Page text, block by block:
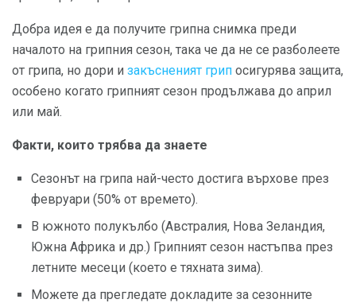
Добра идея е да получите грипна снимка преди
началото на грипния сезон, така че да не се разболеете
от грипа, но дори и закъсненият грип осигурява защита,
особено когато грипният сезон продължава до април
или май.
Факти, които трябва да знаете
Сезонът на грипа най-често достига върхове през
февруари (50% от времето).
В южното полукълбо (Австралия, Нова Зеландия,
Южна Африка и др.) Грипният сезон настъпва през
летните месеци (което е тяхната зима).
Можете да прегледате докладите за сезонните